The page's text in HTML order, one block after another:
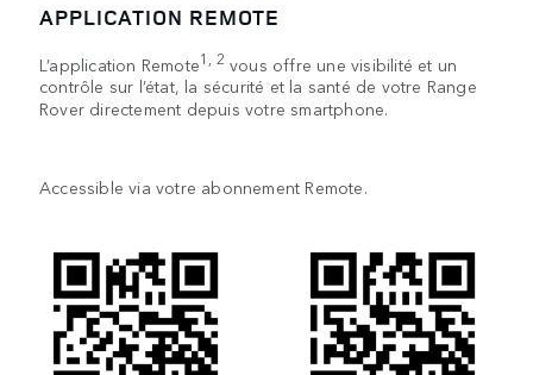
APPLICATION REMOTE
L’application Remote1, 2 vous offre une visibilité et un
contrôle sur l’état, la sécurité et la santé de votre Range
Rover directement depuis votre smartphone.
Accessible via votre abonnement Remote.